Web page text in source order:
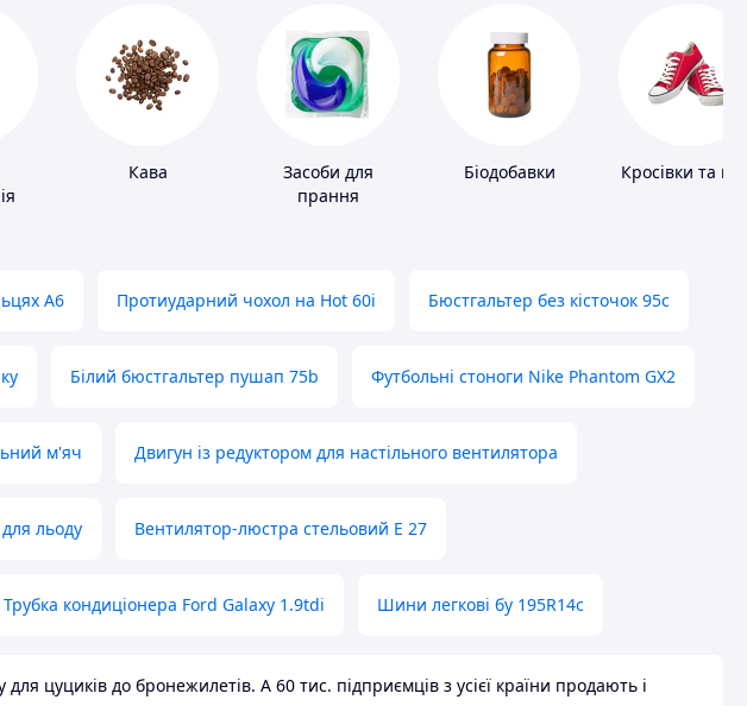
Кава
Засоби для
прання
Біодобавки Кросівки та
А6 Протиударний чохол на Hot 60i Бюстгальтер без кісточок 95с
Білий бюстгальтер пушап 75b Футбольні стоноги Nike Phantom GX2
м'яч Двигун із редуктором для настільного вентилятора
льоду Вентилятор-люстра стельовий E 27
Трубка кондиціонера Ford Galaxy 1.9tdi Шини легкові бу 195R14c
цуциків до бронежилетів. А 60 тис. підприємців з усієї країни продають і